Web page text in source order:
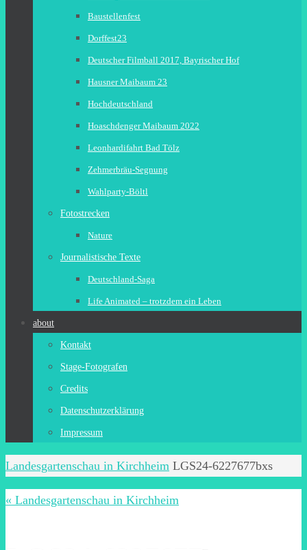
Baustellenfest
Dorffest23
Deutscher Filmball 2017, Bayrischer Hof
Hausner Maibaum 23
Hochdeutschland
Hoaschdenger Maibaum 2022
Leonhardifahrt Bad Tölz
Zehmerbräu-Segnung
Wahlparty-Böltl
Fotostrecken
Nature
Journalistische Texte
Deutschland-Saga
Life Animated – trotzdem ein Leben
about
Kontakt
Stage-Fotografen
Credits
Datenschutzerklärung
Impressum
Start
Landesgartenschau in Kirchheim LGS24-6227677bxs
« Landesgartenschau in Kirchheim